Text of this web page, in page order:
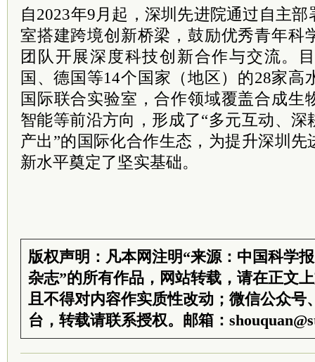
自2023年9月起，深圳先进院通过自主
室搭建跨境创新桥梁，鼓励优秀青年科
团队开展深度科技创新合作与交流。
国、德国等14个国家（地区）的28家高
国际联合实验室，合作领域覆盖合成生
智能等前沿方向，形成了“多元互动、
产出”的国际化合作生态，为提升深圳
新水平奠定了坚实基础。
版权声明：凡本网注明“来源：中国科学
杂志”的所有作品，网站转载，请在正文
且不得对内容作实质性改动；微信公众号
台，转载请联系授权。邮箱：